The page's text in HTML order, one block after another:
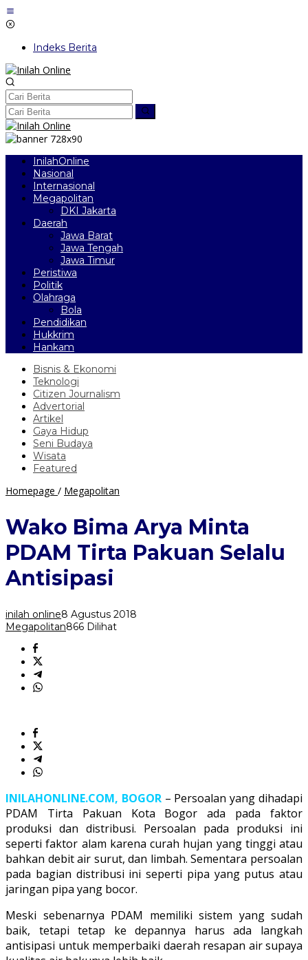
Lewati
ke
Indeks Berita
InilahOnline
Nasional
Internasional
Megapolitan
DKI Jakarta
Daerah
Jawa Barat
Jawa Tengah
Jawa Timur
Peristiwa
Politik
Olahraga
Bola
Pendidikan
Hukkrim
Hankam
Bisnis & Ekonomi
Teknologi
Citizen Journalism
Advertorial
Artikel
Gaya Hidup
Seni Budaya
Wisata
Featured
Homepage / Megapolitan
Minta
PDAM
Tirta
Wako Bima Arya Minta
PDAM Tirta Pakuan Selalu
Antisipasi
inilah online8 Agustus 2018
Megapolitan866 Dilihat
INILAHONLINE.COM, BOGOR– Persoalan yang dihadapi
PDAM Tirta Pakuan Kota Bogor ada pada faktor
produksi dan distribusi. Persoalan pada produksi ini
seperti faktor alam karena curah hujan yang tinggi atau
bahkan debit air surut, dan limbah. Sementara persoalan
pada bagian distribusi ini seperti pipa yang putus atau
jaringan pipa yang bocor.
Meski sebenarnya PDAM memiliki sistem yang sudah
baik, tetapi tetap ke depannya harus ada langkah
antisipasi untuk memperbaiki daerah resapan air supaya